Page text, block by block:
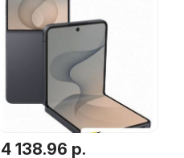
4 138.96 р.